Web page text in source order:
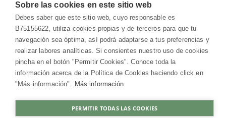
Sobre las cookies en este sitio web
Debes saber que este sitio web, cuyo responsable es
B75155622, utiliza cookies propias y de terceros para que tu
navegación sea óptima, así podrá adaptarse a tus preferencias y
realizar labores analíticas. Si consientes nuestro uso de cookies
pincha en el botón "Permitir Cookies". Conoce toda la
información acerca de la Política de Cookies haciendo click en
"Más información". Más información
PERMITIR TODAS LAS COOKIES